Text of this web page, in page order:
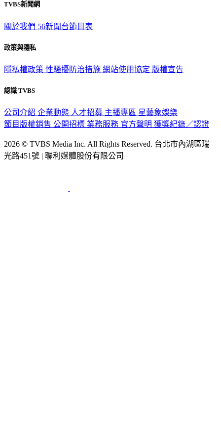
TVBS新聞網
關於我們 56新聞台節目表
政策與隱私
隱私權政策 性騷擾防治措施 網站使用協定 版權宣告
認識 TVBS
公司介紹 企業動態 人才招募 主播專區 星藝象娛樂
節目版權銷售 公開招標 業務服務 官方聲明 獲獎紀錄／認證
2026 © TVBS Media Inc. All Rights Reserved. 台北市內湖區瑞
光路451號 | 聯利媒體股份有限公司